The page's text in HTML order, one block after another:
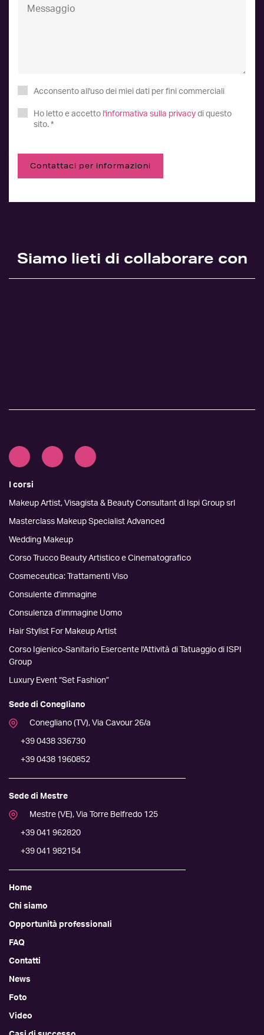
Acconsento all'uso dei miei dati per fini commerciali
Ho letto e accetto l'informativa sulla privacy di questo
sito. *
Contattaci per informazioni
Siamo lieti di collaborare con
I corsi
Makeup Artist, Visagista & Beauty Consultant di Ispi Group srl
Masterclass Makeup Specialist Advanced
Wedding Makeup
Corso Trucco Beauty Artistico e Cinematografico
Cosmeceutica: Trattamenti Viso
Consulente d’immagine
Consulenza d’immagine Uomo
Hair Stylist For Makeup Artist
Corso Igienico-Sanitario Esercente l'Attività di Tatuaggio di ISPI
Group
Luxury Event “Set Fashion”
Sede di Conegliano
Conegliano (TV), Via Cavour 26/a
+39 0438 336730
+39 0438 1960852
Sede di Mestre
Mestre (VE), Via Torre Belfredo 125
+39 041 962820
+39 041 982154
Home
Chi siamo
Opportunità professionali
FAQ
Contatti
News
Foto
Video